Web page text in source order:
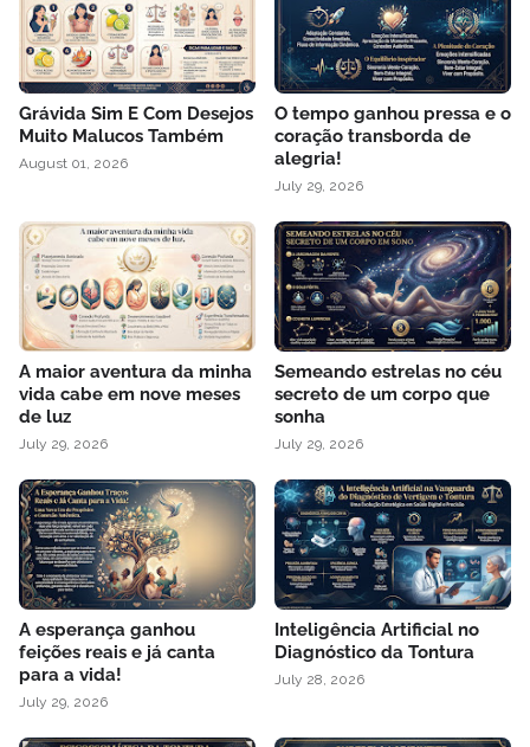
Grávida Sim E Com Desejos
Muito Malucos Também
August 01, 2026
O tempo ganhou pressa e o
coração transborda de
alegria!
July 29, 2026
A maior aventura da minha
vida cabe em nove meses
de luz
July 29, 2026
Semeando estrelas no céu
secreto de um corpo que
sonha
July 29, 2026
A esperança ganhou
feições reais e já canta
para a vida!
July 29, 2026
Inteligência Artificial no
Diagnóstico da Tontura
July 28, 2026